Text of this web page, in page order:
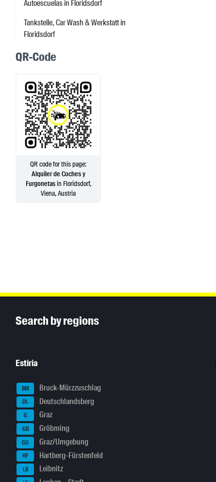
Autoescuelas in Floridsdorf
Tankstelle, Car Wash & Werkstatt in
Floridsdorf
QR-Code
QR code for this page:
Alquiler de Coches y
Furgonetasin Floridsdorf,
Viena, Austria
Search by regions
Estiria
BM Bruck-Mürzzuschlag
DL Deutschlandsberg
G Graz
GB Gröbming
GU Graz/Umgebung
HF Hartberg-Fürstenfeld
LB Leibnitz